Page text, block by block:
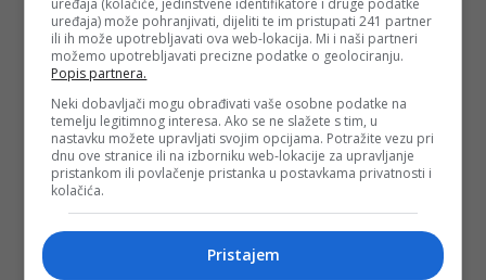
uređaja (kolačiće, jedinstvene identifikatore i druge podatke
uređaja) može pohranjivati, dijeliti te im pristupati 241 partner
ili ih može upotrebljavati ova web-lokacija. Mi i naši partneri
možemo upotrebljavati precizne podatke o geolociranju.
Popis partnera.
Neki dobavljači mogu obrađivati vaše osobne podatke na
temelju legitimnog interesa. Ako se ne slažete s tim, u
nastavku možete upravljati svojim opcijama. Potražite vezu pri
dnu ove stranice ili na izborniku web-lokacije za upravljanje
pristankom ili povlačenje pristanka u postavkama privatnosti i
kolačića.
Pristajem